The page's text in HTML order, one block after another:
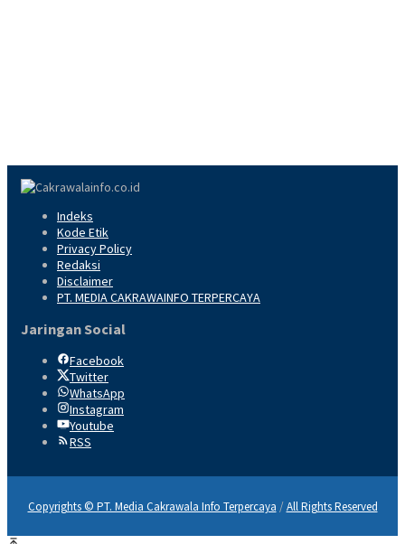
Indeks
Kode Etik
Privacy Policy
Redaksi
Disclaimer
PT. MEDIA CAKRAWAINFO TERPERCAYA
Jaringan Social
Facebook
Twitter
WhatsApp
Instagram
Youtube
RSS
Copyrights © PT. Media Cakrawala Info Terpercaya /All Rights Reserved